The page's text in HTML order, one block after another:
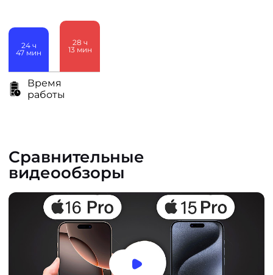
24 ч
47 мин
28 ч
13 мин
Время
работы
Сравнительные
видеообзоры